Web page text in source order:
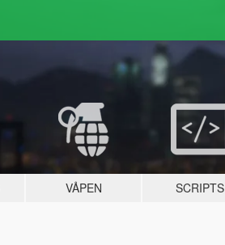
VÅPEN SCRIPTS